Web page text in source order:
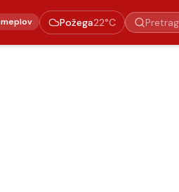
Požega22°C